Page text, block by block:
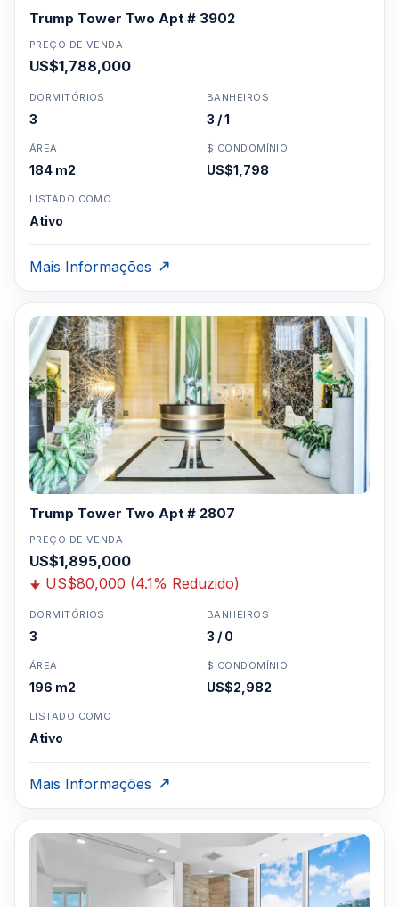
Trump Tower Two Apt # 3902
PREÇO DE VENDA
US$1,788,000
DORMITÓRIOS
3
BANHEIROS
3 / 1
ÁREA
184 m2
$ CONDOMÍNIO
US$1,798
LISTADO COMO
Ativo
Mais Informações
Trump Tower Two Apt # 2807
PREÇO DE VENDA
US$1,895,000
US$80,000 (4.1% Reduzido)
DORMITÓRIOS
3
BANHEIROS
3 / 0
ÁREA
196 m2
$ CONDOMÍNIO
US$2,982
LISTADO COMO
Ativo
Mais Informações